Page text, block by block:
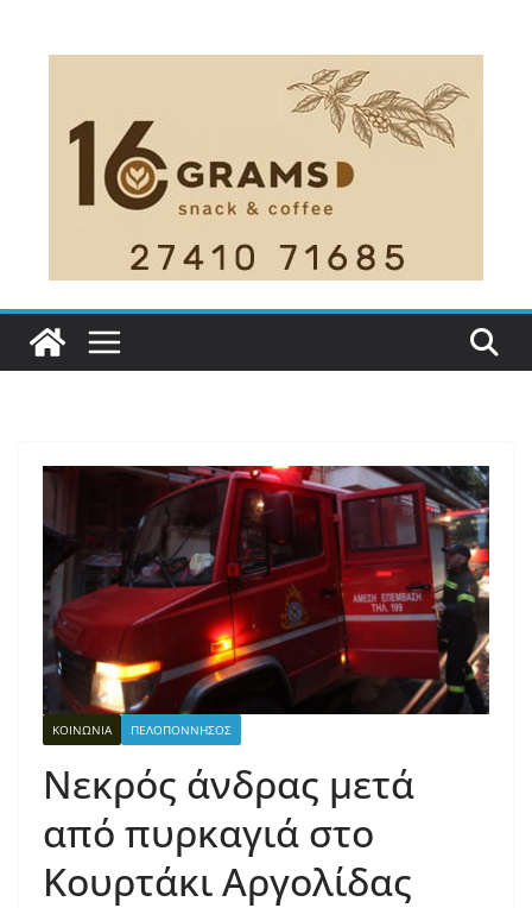
ΚΟΙΝΩΝΙΑ ΠΕΛΟΠΟΝΝΗΣΟΣ
Νεκρός άνδρας μετά
από πυρκαγιά στο
Κουρτάκι Αργολίδας